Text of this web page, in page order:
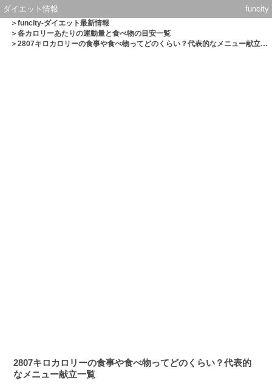
ダイエット情報 funcity
＞funcity-ダイエット最新情報
＞各カロリーあたりの運動量と食べ物の目安一覧
＞2807キロカロリーの食事や食べ物ってどのくらい？代表的なメニュー献立一覧
2807キロカロリーの食事や食べ物ってどのくらい？代表的
なメニュー献立一覧